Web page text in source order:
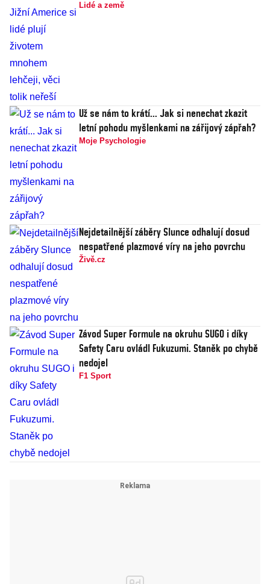
Lidé a země
Už se nám to krátí... Jak si nenechat zkazit
letní pohodu myšlenkami na zářijový zápřah?
Moje Psychologie
Nejdetailnější záběry Slunce odhalují dosud
nespatřené plazmové víry na jeho povrchu
Živě.cz
Závod Super Formule na okruhu SUGO i díky
Safety Caru ovládl Fukuzumi. Staněk po chybě
nedojel
F1 Sport